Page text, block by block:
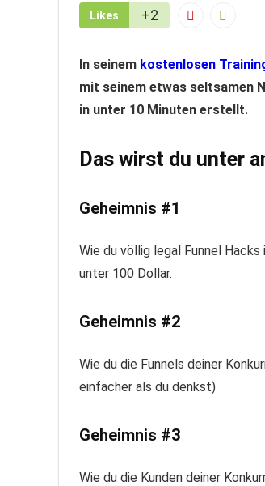
Likes +2
In seinem kostenlosen
mit seinem etwas seltsamen
in unter 10 Minuten erstellt.
Das wirst du unter
Geheimnis #1
Wie du völlig legal Funnel
unter 100 Dollar.
Geheimnis #2
Wie du die Funnels deiner
einfacher als du denkst)
Geheimnis #3
Wie du die Kunden deiner